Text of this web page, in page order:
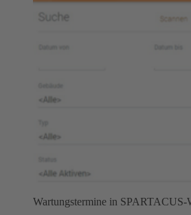
Wartungstermine in SPARTACUS-